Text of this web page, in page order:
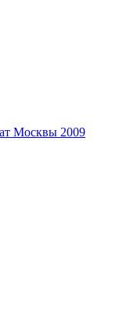
Москвы 2009